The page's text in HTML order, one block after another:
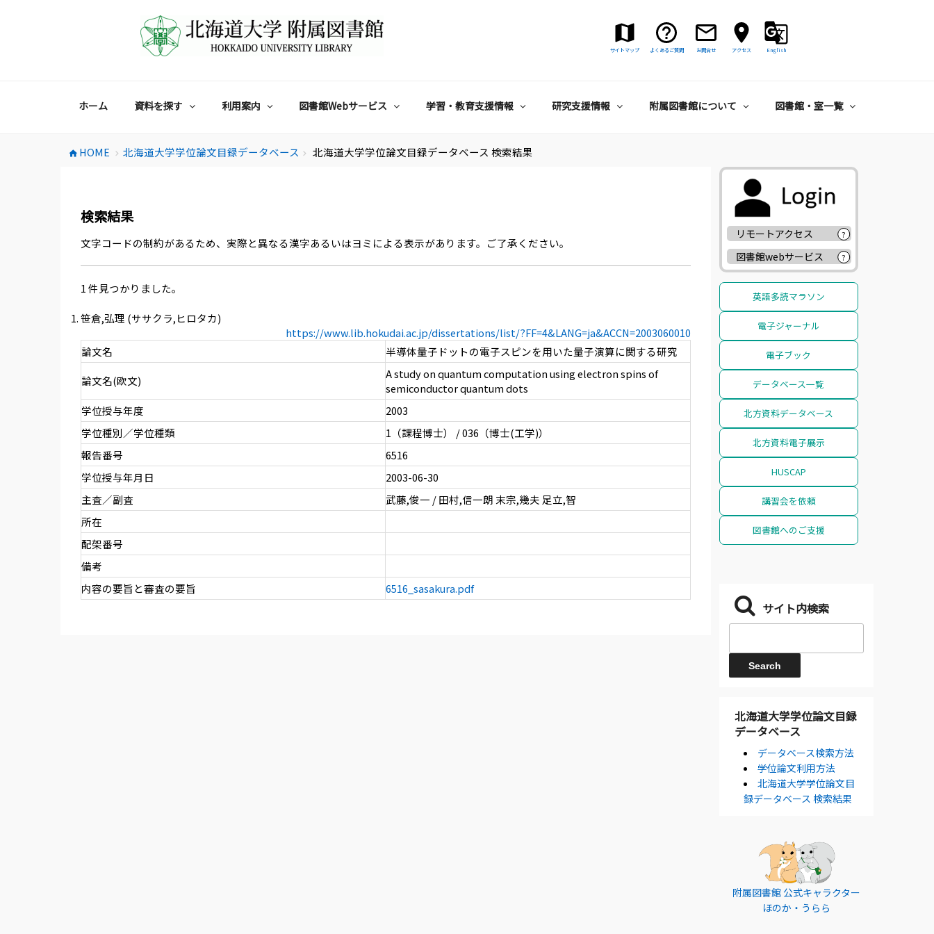
サイトマップ よくあるご質問 お問合せ アクセス English
ホーム 資料を探す 利用案内 図書館Webサービス 学習・教育支援情報 研究支援情報 附属図書館について 図書館・室一覧
home HOME chevron_right 北海道大学学位論文目録データベース chevron_right 北海道大学学位論文目録データベース 検索結果
検索結果
文字コードの制約があるため、実際と異なる漢字あるいはヨミによる表示があります。ご了承ください。
1 件見つかりました。
笹倉,弘理 (ササクラ,ヒロタカ)
https://www.lib.hokudai.ac.jp/dissertations/list/?FF=4&LANG=ja&ACCN=2003060010
論文名
半導体量子ドットの電子スピンを用いた量子演算に関する研究
論文名(欧文)
A study on quantum computation using electron spins of
semiconductor quantum dots
学位授与年度
2003
学位種別／学位種類
1（課程博士） / 036（博士(工学)）
報告番号
6516
学位授与年月日
2003-06-30
主査／副査
武藤,俊一 / 田村,信一朗 末宗,幾夫 足立,智
所在
配架番号
備考
内容の要旨と審査の要旨
6516_sasakura.pdf
リモートアクセス ?
図書館webサービス ?
英語多読マラソン
電子ジャーナル
電子ブック
データベース一覧
北方資料データベース
北方資料電子展示
HUSCAP
講習会を依頼
図書館へのご支援
サイト内検索
北海道大学学位論文目録
データベース
データベース検索方法
学位論文利用方法
北海道大学学位論文目
録データベース 検索結果
附属図書館 公式キャラクター
ほのか・うらら